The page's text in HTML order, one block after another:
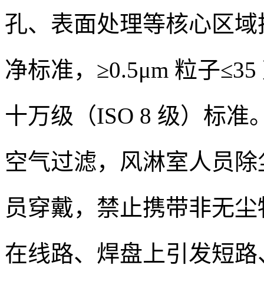
孔、表面处理等核心区
净标准，≥0.5μm 粒子
十万级（ISO 8 级）标准
空气过滤，风淋室人员
员穿戴，禁止携带非无
在线路、焊盘上引发短